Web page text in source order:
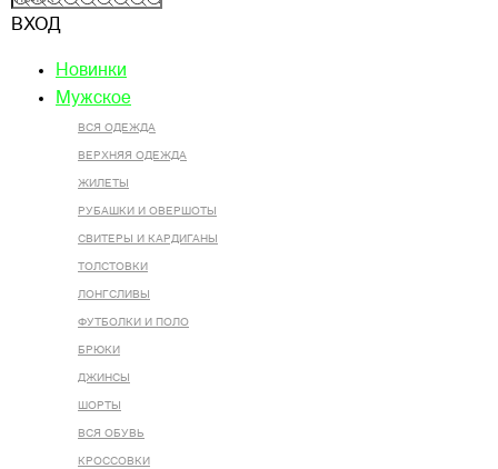
ВХОД
Новинки
Мужское
ВСЯ ОДЕЖДА
ВЕРХНЯЯ ОДЕЖДА
ЖИЛЕТЫ
РУБАШКИ И ОВЕРШОТЫ
СВИТЕРЫ И КАРДИГАНЫ
ТОЛСТОВКИ
ЛОНГСЛИВЫ
ФУТБОЛКИ И ПОЛО
БРЮКИ
ДЖИНСЫ
ШОРТЫ
ВСЯ ОБУВЬ
КРОССОВКИ